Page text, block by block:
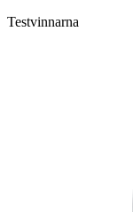
Testvinnarna